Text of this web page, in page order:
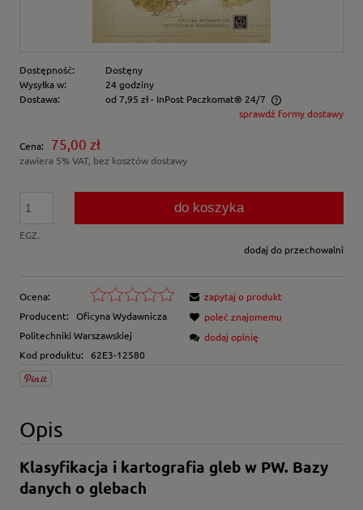
Dostępność:
Dostęny
Wysyłka w:
24 godziny
Dostawa:
od 7,95 zł- InPost Paczkomat® 24/7
Cena nie zawiera ewentualnych kosztów płatnościsprawdź formy dostawy
Cena: 75,00 zł
zawiera 5% VAT, bez kosztów dostawy
EGZ.
do koszyka
dodaj do przechowalni
Ocena:
Producent:
Oficyna Wydawnicza
Politechniki Warszawskiej
Kod produktu:
62E3-12580
zapytaj o produkt
poleć znajomemu
dodaj opinię
Opis
Klasyfikacja i kartografia gleb w PW. Bazy
danych o glebach